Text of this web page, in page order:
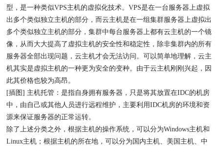
型，是一种类似VPS主机的虚拟化技术。VPS是在一台服务器上虚拟
出多个类似独立主机的部分，而云主机是在一组集群服务器上虚拟出
多个类似独立主机的部分，集群中每台服务器上都有云主机的一个镜
像，从而大大提高了虚拟主机的安全性和稳定性，除非集群内的所有
服务器全部出现问题，云主机才会无法访问。可以简单地理解，云主
机其实是虚拟主机的一种更为安全的变种。由于云主机刚刚兴起，因
此其价格也较为高昂。
[插图] 主机托管：是指自身拥有服务器，只是将其放置在IDC的机房
中，由自己或其他人员进行远程维护，主要利用IDC机房的环境和资
源来保证服务器的正常运转。
除了上述分类之外，根据主机的操作系统，可以分为Windows主机和
Linux主机；根据主机的所在地，可以分为国内主机、美国主机、中